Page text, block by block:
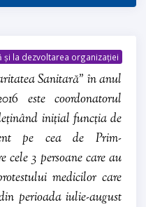
și la dezvoltarea organizației
Sanitară” în anul
este coordonatorul
inițial funcția de
pe cea de Prim-
cele 3 persoane care au
medicilor care
perioada iulie-august